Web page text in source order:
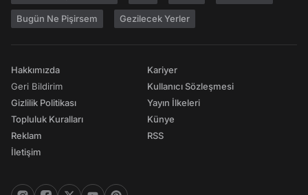
Bugün Ne Pişirsem Gezilecek Yerler
Hakkımızda
Geri Bildirim
Gizlilik Politikası
Topluluk Kuralları
Reklam
İletişim
Kariyer
Kullanıcı Sözleşmesi
Yayın İlkeleri
Künye
RSS